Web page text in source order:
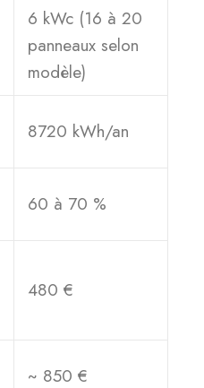
6 kWc (16 à 20
panneaux selon
modèle)
8720 kWh/an
60 à 70 %
480 €
~ 850 €